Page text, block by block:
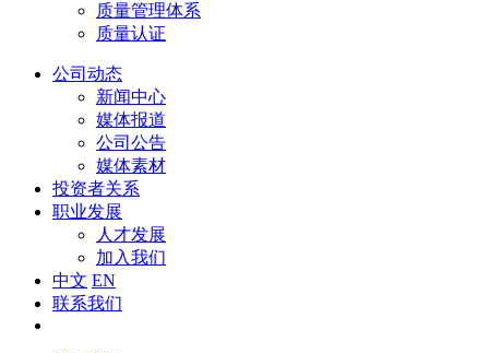
质量管理体系
质量认证
公司动态
新闻中心
媒体报道
公司公告
媒体素材
投资者关系
职业发展
人才发展
加入我们
中文 EN
联系我们